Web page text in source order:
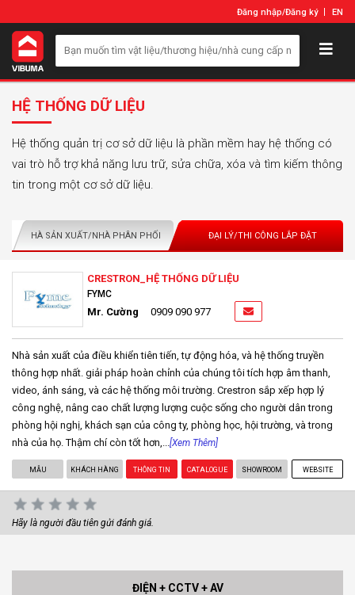
Đăng nhập/Đăng ký EN
HỆ THỐNG DỮ LIỆU
Hệ thống quản trị cơ sở dữ liệu là phần mềm hay hệ thống có
vai trò hỗ trợ khả năng lưu trữ, sửa chữa, xóa và tìm kiếm thông
tin trong một cơ sở dữ liệu.
NHÀ SẢN XUẤT/NHÀ PHÂN PHỐI ĐẠI LÝ/THI CÔNG LẮP ĐẶT
CRESTRON_HỆ THỐNG DỮ LIỆU
FYMC
Mr. Cường 0909 090 977
Nhà sản xuất của điều khiển tiên tiến, tự động hóa, và hệ thống truyền
thông hợp nhất. giải pháp hoàn chỉnh của chúng tôi tích hợp âm thanh,
video, ánh sáng, và các hệ thống môi trường. Crestron sắp xếp hợp lý
công nghệ, nâng cao chất lượng lượng cuộc sống cho người dân trong
phòng hội nghị, khách sạn của công ty, phòng học, hội trường, và trong
nhà của họ. Thậm chí còn tốt hơn,... [Xem Thêm]
MẪU KHÁCH HÀNG THÔNG TIN CATALOGUE SHOWROOM WEBSITE
Hãy là người đầu tiên gửi đánh giá.
ĐIỆN + CCTV + AV